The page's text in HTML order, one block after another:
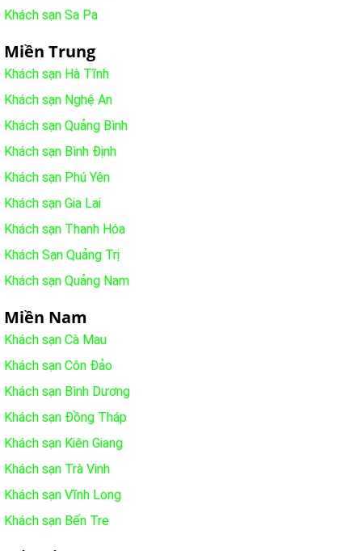
Khách sạn Sa Pa
Miền Trung
Khách sạn Hà Tĩnh
Khách sạn Nghệ An
Khách sạn Quảng Bình
Khách sạn Bình Định
Khách sạn Phú Yên
Khách sạn Gia Lai
Khách sạn Thanh Hóa
Khách Sạn Quảng Trị
Khách sạn Quảng Nam
Miền Nam
Khách sạn Cà Mau
Khách sạn Côn Đảo
Khách sạn Bình Dương
Khách sạn Đồng Tháp
Khách sạn Kiên Giang
Khách sạn Trà Vinh
Khách sạn Vĩnh Long
Khách sạn Bến Tre